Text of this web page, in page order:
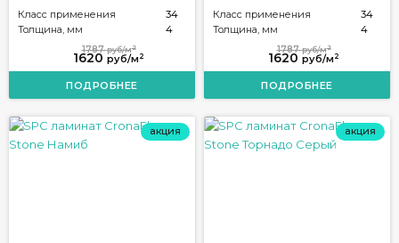
Класс применения
34
Толщина, мм
4
1620 руб/м 2
1787руб/м2
ПОДРОБНЕЕ
Класс применения
34
Толщина, мм
4
1620 руб/м 2
1787руб/м2
ПОДРОБНЕЕ
акция акция